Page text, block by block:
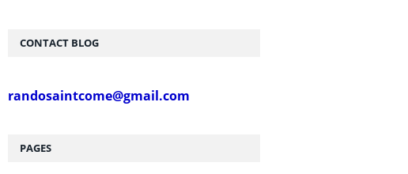
PAGES
CONTACT BLOG
randosaintcome@gmail.com